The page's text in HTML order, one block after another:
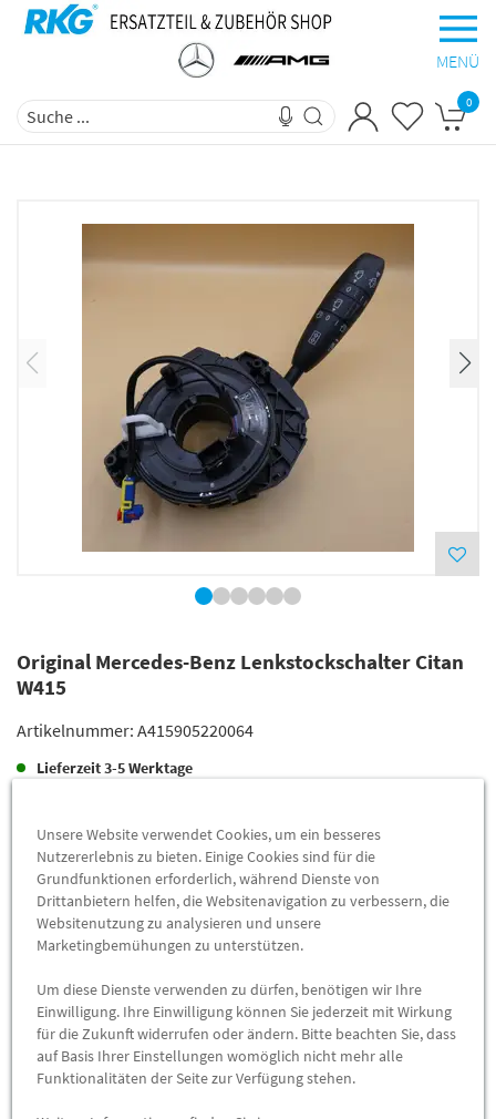
MENÜ
0
Original Mercedes-Benz Lenkstockschalter Citan
W415
Artikelnummer: A415905220064
Lieferzeit3-5 Werktage
Lieferung
Preis inkl. 19% MwSt.
Versandkostenfrei
Abholung
Abholbar andiesen Standorten
-
Unsere Website verwendet Cookies, um ein besseres
Nutzererlebnis zu bieten. Einige Cookies sind für die
Grundfunktionen erforderlich, während Dienste von
Drittanbietern helfen, die Websitenavigation zu verbessern, die
Websitenutzung zu analysieren und unsere
Marketingbemühungen zu unterstützen.
Um diese Dienste verwenden zu dürfen, benötigen wir Ihre
Einwilligung. Ihre Einwilligung können Sie jederzeit mit Wirkung
für die Zukunft widerrufen oder ändern. Bitte beachten Sie, dass
auf Basis Ihrer Einstellungen womöglich nicht mehr alle
Funktionalitäten der Seite zur Verfügung stehen.